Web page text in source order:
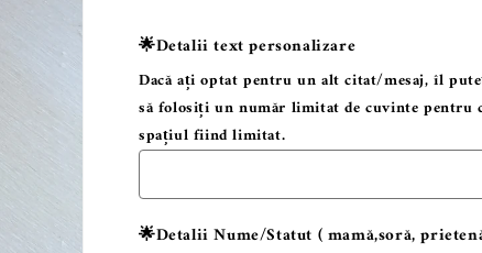
🌟Detalii text personalizare
Dacă ați optat pentru un alt citat/mesaj, îl
să folosiți un număr limitat de cuvinte pentru
spațiul fiind limitat.
🌟Detalii Nume/Statut ( mamă,soră,